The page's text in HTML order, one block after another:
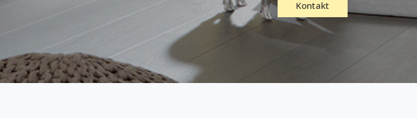
Kontakt